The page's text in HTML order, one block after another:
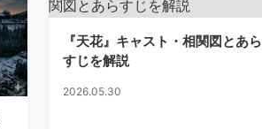
『天花』キャスト・相関図とあら
すじを解説
2026.05.30